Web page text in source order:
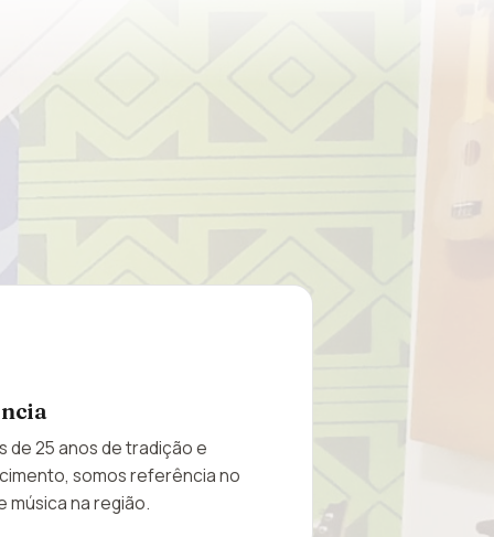
de 25 anos de tradição e
somos referência no
música na região.